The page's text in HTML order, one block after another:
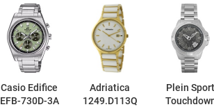
Casio Edifice
EFB-730D-3A
Adriatica
1249.D113Q
Plein Sport